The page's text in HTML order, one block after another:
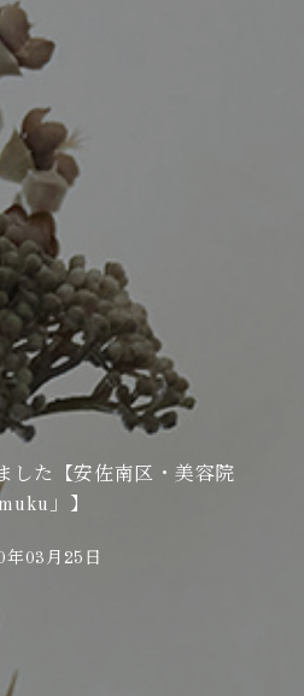
した【安佐南区・美容院
muku」】
年03月25日